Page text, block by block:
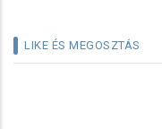
LIKE ÉS MEGOSZTÁS